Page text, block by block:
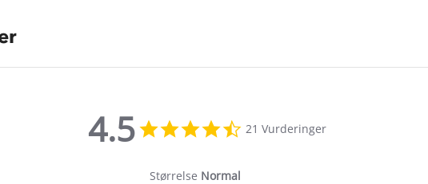
4.5
star
21 Vurderinger
Størrelse Normal